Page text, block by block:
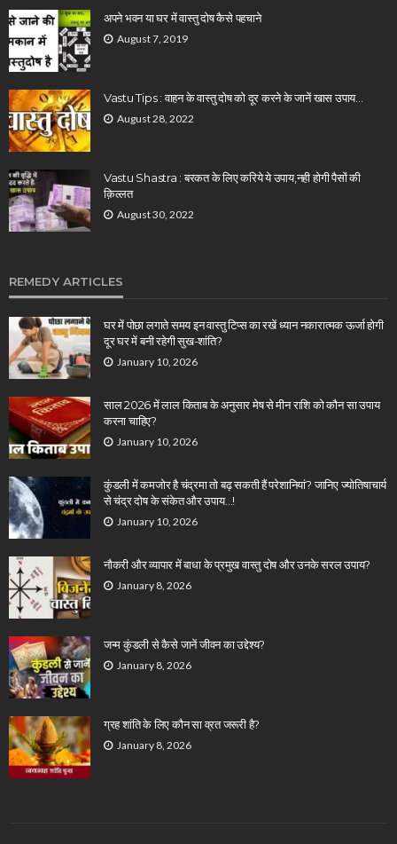
अपने भवन या घर में वास्तु दोष कैसे पहचाने
August 7, 2019
Vastu Tips : वाहन के वास्तु दोष को दूर करने के जानें खास उपाय…
August 28, 2022
Vastu Shastra : बरकत के लिए करिये ये उपाय,नही होगी पैसों की
क़िल्लत
August 30, 2022
REMEDY ARTICLES
घर में पोछा लगाते समय इन वास्तु टिप्स का रखें ध्यान नकारात्मक ऊर्जा होगी
दूर घर में बनी रहेगी सुख-शांति?
January 10, 2026
साल 2026 में लाल किताब के अनुसार मेष से मीन राशि को कौन सा उपाय
करना चाहिए?
January 10, 2026
कुंडली में कमजोर है चंद्रमा तो बढ़ सकती हैं परेशानियां? जानिए ज्योतिषाचार्य
से चंद्र दोष के संकेत और उपाय…!
January 10, 2026
नौकरी और व्यापार में बाधा के प्रमुख वास्तु दोष और उनके सरल उपाय?
January 8, 2026
जन्म कुंडली से कैसे जानें जीवन का उद्देश्य?
January 8, 2026
ग्रह शांति के लिए कौन सा व्रत जरूरी है?
January 8, 2026